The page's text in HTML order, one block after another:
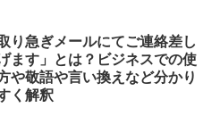
取り急ぎメールにてご連絡差し
げます」とは？ビジネスでの使
や敬語や言い換えなど分かり
く解釈